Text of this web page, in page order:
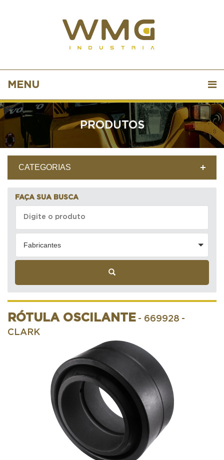
MENU
PRODUTOS
CATEGORIAS
FAÇA SUA BUSCA
Fabricantes
RÓTULA OSCILANTE - 669928 -
CLARK